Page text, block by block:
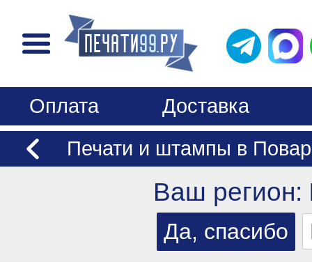
Оплата
Доставка
Печати и штампы в
Ваш регион: